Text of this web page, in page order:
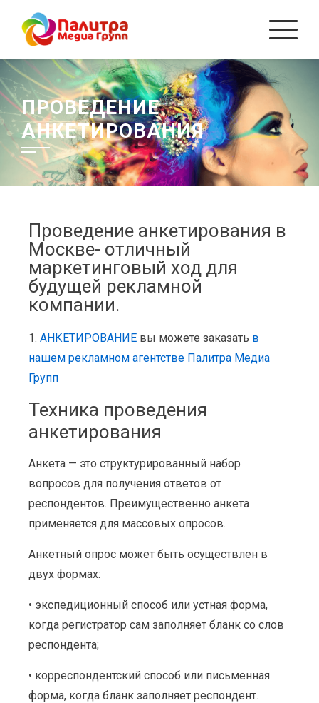
ПРОВЕДЕНИЕ
АНКЕТИРОВАНИЯ
Проведение анкетирования в
Москве- отличный
маркетинговый ход для
будущей рекламной
компании.
1. АНКЕТИРОВАНИЕ вы можете заказать в
нашем рекламном агентстве Палитра Медиа
Групп
Техника проведения
анкетирования
Анкета — это структурированный набор
вопросов для получения ответов от
респондентов. Преимущественно анкета
применяется для массовых опросов.
Анкетный опрос может быть осуществлен в
двух формах:
• экспедиционный способ или устная форма,
когда регистратор сам заполняет бланк со слов
респондента;
• корреспондентский способ или письменная
форма, когда бланк заполняет респондент.